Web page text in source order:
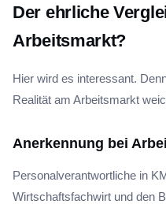
Der ehrliche
Arbeitsmarkt?
Hier wird es interessant.
Realität am Arbeitsmarkt
Anerkennung bei
Personalverantwortliche in
Wirtschaftsfachwirt und den